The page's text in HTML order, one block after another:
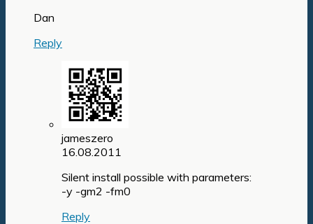
Dan
Reply
jameszero
16.08.2011
Silent install possible with parameters:
-y -gm2 -fm0
Reply